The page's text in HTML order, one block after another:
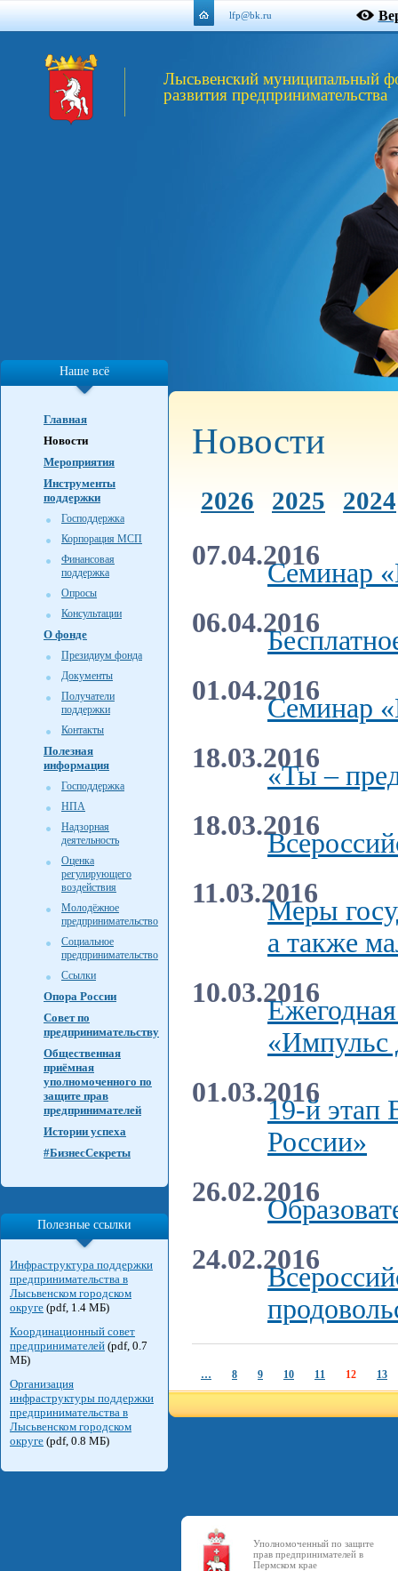
lfp@bk.ru
Лысьвенский муниципальный
развития предпринимательства
Наше всё
Главная
Новости
Мероприятия
Инструменты
поддержки
Господдержка
Корпорация МСП
Финансовая
поддержка
Опросы
Консультации
О фонде
Президиум фонда
Документы
Получатели
поддержки
Контакты
Полезная
информация
Господдержка
НПА
Надзорная
деятельность
Оценка
регулирующего
воздействия
Молодёжное
предпринимательство
Социальное
предпринимательство
Ссылки
Опора России
Совет по
предпринимательству
Общественная
приёмная
уполномоченного по
защите прав
предпринимателей
Истории успеха
#БизнесСекреты
Полезные ссылки
Инфраструктура поддержки
предпринимательства в
Лысьвенском городском
округе (pdf, 1.4 МБ)
Координационный совет
предпринимателей (pdf, 0.7
МБ)
Организация
инфраструктуры поддержки
предпринимательства в
Лысьвенском городском
округе (pdf, 0.8 МБ)
Новости
2026 2025 2024
07.04.2016
Семинар
06.04.2016
01.04.2016
Семинар
18.03.2016
«Ты –
18.03.2016
11.03.2016
Меры
а также
10.03.2016
«Импульс
01.03.2016
19-й этап
России»
26.02.2016
24.02.2016
… 8 9 10 11 12 13
Уполномоченный по защите
прав предпринимателей в
Пермском крае